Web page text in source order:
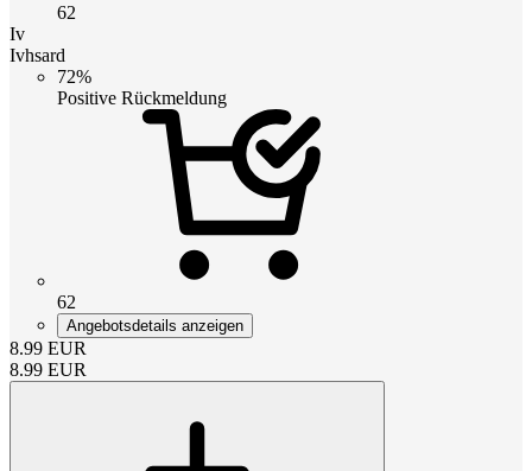
62
Iv
Ivhsard
72%
Positive Rückmeldung
62
Angebotsdetails anzeigen
8.99 EUR
8.99 EUR